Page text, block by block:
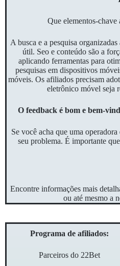
Que elementos-chave
A busca e a pesquisa
útil. Seo e conteúdo são a
aplicando ferramentas para
pesquisas em dispositivos
móveis. Os afiliados precisam
eletrônico móvel seja
O feedback é bom e bem-
Se você acha que uma
seu problema. É importante
Encontre informações mais
ou até mesmo a
Programa de afiliados:
Parceiros do 22Bet